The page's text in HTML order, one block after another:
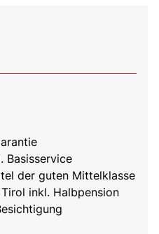
Basisservice
der guten Mittelklasse
inkl. Halbpension